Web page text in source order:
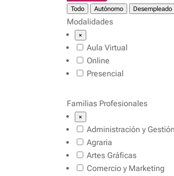
Todo
Autónomo Desempleado
Modalidades
×
Aula Virtual
Online
Presencial
Familias Profesionales
×
Administración y Gestión
Agraria
Artes Gráficas
Comercio y Marketing